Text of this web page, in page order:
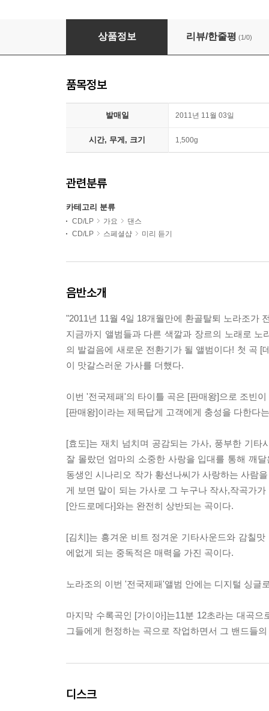
노라조 5집 - 전국제패
상품정보 리뷰/한줄평 (1/0)
품목정보
발매일 2011년 11월 03일
시간, 무게, 크기 1,500g
관련분류
카테고리 분류
CD/LP 가요
댄스
CD/LP
스페셜샵 미리 듣기
음반소개
"2011년 11월 4일 18개월만에 환골탈퇴 노라조가
지금까지 앨범들과 다른 색깔과 장르의 노래로
의 발걸음에 새로운 전환기가 될 앨범이다! 첫 곡
이 맛갈스러운 가사를 더했다.
이번 '전국제패'의 타이틀 곡은 [판매왕]으로 조빈
[판매왕]이라는 제목답게 고객에게 충성을 다한다
[효도]는 재치 넘치며 공감되는 가사, 풍부한 기
잘 몰랐던 엄마의 소중한 사랑을 입대를 통해 깨
동생인 시나리오 작가 황선나씨가 사랑하는 사람
게 보면 말이 되는 가사로 그 누구나 작사,작곡가
[안드로메다]와는 완전히 상반되는 곡이다.
[김치]는 흥겨운 비트 정겨운 기타사운드와 감칠
에없게 되는 중독적은 매력을 가진 곡이다.
노라조의 이번 '전국제패'앨범 안에는 디지털 싱글
마지막 수록곡인 [가이아]는11분 12초라는 대곡
그들에게 헌정하는 곡으로 작업하면서 그 밴드들
디스크